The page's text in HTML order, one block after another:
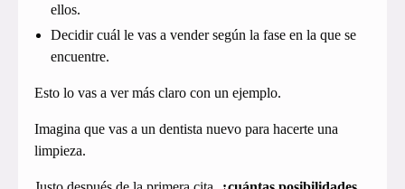
ellos.
Decidir cuál le vas a vender según la fase en la que se
encuentre.
Esto lo vas a ver más claro con un ejemplo.
Imagina que vas a un dentista nuevo para hacerte una
limpieza.